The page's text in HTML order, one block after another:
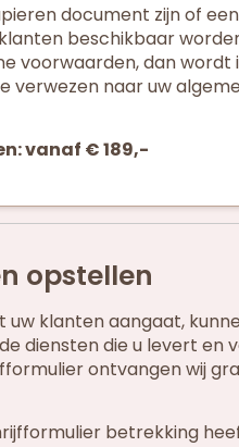
document zijn of een
beschikbaar
voorwaarden, dan wordt
verwezen naar uw
vanaf € 189,-
opstellen
klanten aangaat,
diensten die u levert
ontvangen wij
betrekking